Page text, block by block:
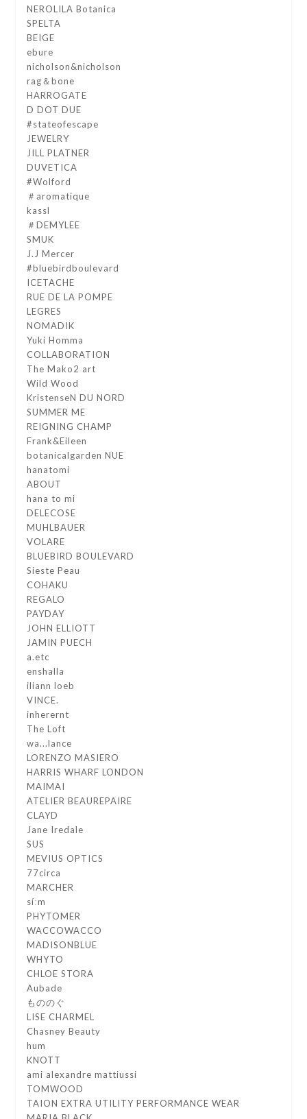
NEROLILA Botanica
SPELTA
BEIGE
ebure
nicholson&nicholson
rag＆bone
HARROGATE
D DOT DUE
#stateofescape
JEWELRY
JILL PLATNER
DUVETICA
#Wolford
＃aromatique
kassl
＃DEMYLEE
SMUK
J.J Mercer
#bluebirdboulevard
ICETACHE
RUE DE LA POMPE
LEGRES
NOMADIK
Yuki Homma
COLLABORATION
The Mako2 art
Wild Wood
KristenseN DU NORD
SUMMER ME
REIGNING CHAMP
Frank&Eileen
botanicalgarden NUE
hanatomi
ABOUT
hana to mi
DELECOSE
MUHLBAUER
VOLARE
BLUEBIRD BOULEVARD
Sieste Peau
COHAKU
REGALO
PAYDAY
JOHN ELLIOTT
JAMIN PUECH
a.etc
enshalla
iliann loeb
VINCE.
inherernt
The Loft
wa...lance
LORENZO MASIERO
HARRIS WHARF LONDON
MAIMAI
ATELIER BEAUREPAIRE
CLAYD
Jane Iredale
SUS
MEVIUS OPTICS
77circa
MARCHER
síːm
PHYTOMER
WACCOWACCO
MADISONBLUE
WHYTO
CHLOE STORA
Aubade
もののぐ
LISE CHARMEL
Chasney Beauty
hum
KNOTT
ami alexandre mattiussi
TOMWOOD
TAION EXTRA UTILITY PERFORMANCE WEAR